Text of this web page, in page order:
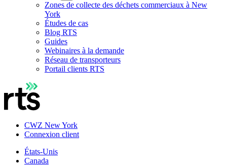
Zones de collecte des déchets commerciaux à New
York
Études de cas
Blog RTS
Guides
Webinaires à la demande
Réseau de transporteurs
Portail clients RTS
CWZ New York
Connexion client
États-Unis
Canada